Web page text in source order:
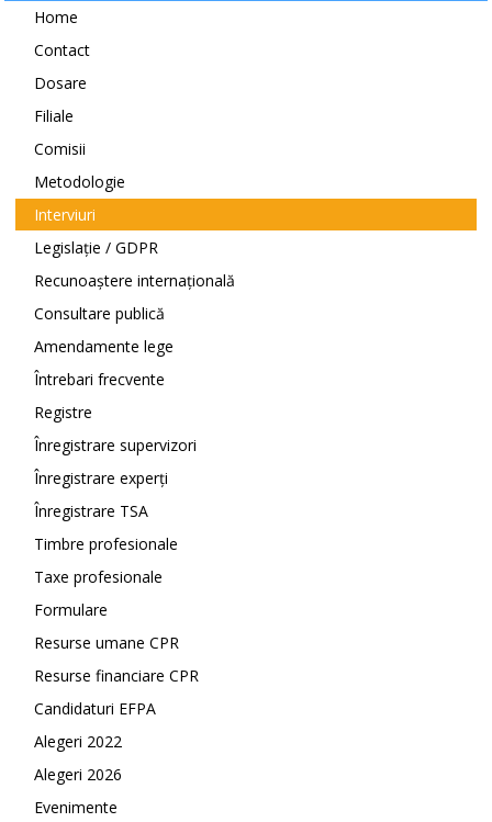
Home
Contact
Dosare
Filiale
Comisii
Metodologie
Interviuri
Legislație / GDPR
Recunoaștere internațională
Consultare publică
Amendamente lege
Întrebari frecvente
Registre
Înregistrare supervizori
Înregistrare experți
Înregistrare TSA
Timbre profesionale
Taxe profesionale
Formulare
Resurse umane CPR
Resurse financiare CPR
Candidaturi EFPA
Alegeri 2022
Alegeri 2026
Evenimente